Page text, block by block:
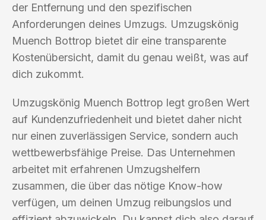
der Entfernung und den spezifischen
Anforderungen deines Umzugs. Umzugskönig
Muench Bottrop bietet dir eine transparente
Kostenübersicht, damit du genau weißt, was auf
dich zukommt.
Umzugskönig Muench Bottrop legt großen Wert
auf Kundenzufriedenheit und bietet daher nicht
nur einen zuverlässigen Service, sondern auch
wettbewerbsfähige Preise. Das Unternehmen
arbeitet mit erfahrenen Umzugshelfern
zusammen, die über das nötige Know-how
verfügen, um deinen Umzug reibungslos und